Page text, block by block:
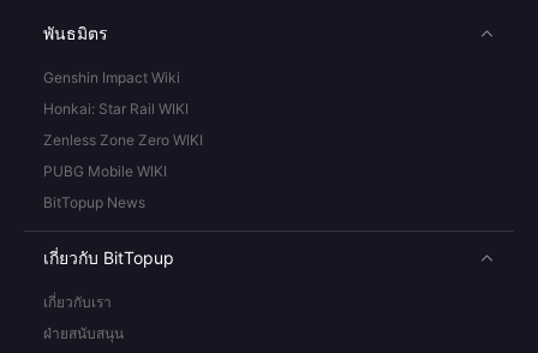
พันธมิตร
Genshin Impact Wiki
Honkai: Star Rail WIKI
Zenless Zone Zero WIKI
PUBG Mobile WIKI
BitTopup News
เกี่ยวกับ BitTopup
เกี่ยวกับเรา
ฝ่ายสนับสนุน